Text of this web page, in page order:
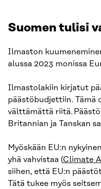
Suomen tulisi
Ilmaston
alussa 2023 monissa
Ilmastolakiin kirjatut
päästöbudjettiin. Tämä
välttämättä riitä.
Britannian ja Tanskan
Myöskään EU:n
yhä vahvistaa (Climate
siihen, että EU:n
Tätä tukee myös